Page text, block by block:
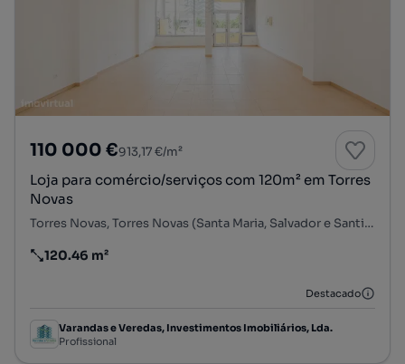
110 000 €913,17 €/m²
Loja para comércio/serviços com 120m² em Torres
Novas
Torres Novas, Torres Novas (Santa Maria, Salvador e Santiago), Torres Novas, Santarém
Preço por metro quadrado
120.46 m²
Destacado
Varandas e Veredas, Investimentos Imobiliários, Lda.
Profissional